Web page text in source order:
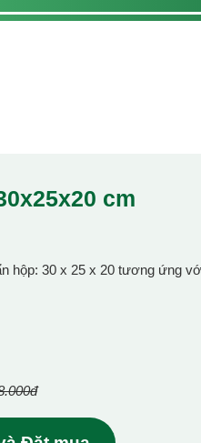
cm
hộp: 30 x 25 x 20 tương ứng